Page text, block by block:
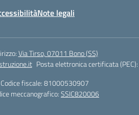
Note legali
Via Tirso, 07011 Bono (SS)
Posta elettronica certificata (PEC):
Codice fiscale: 81000530907
meccanografico:SSIC820006